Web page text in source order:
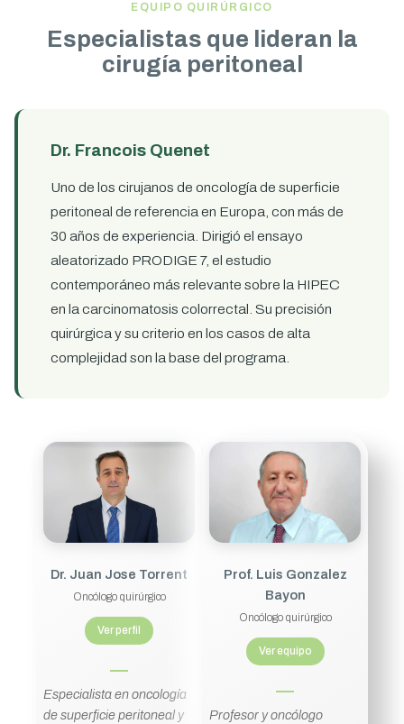
EQUIPO QUIRÚRGICO
Especialistas que lideran la
cirugía peritoneal
Dr. Francois Quenet
Uno de los cirujanos de oncología de superficie
peritoneal de referencia en Europa, con más de
30 años de experiencia. Dirigió el ensayo
aleatorizado PRODIGE 7, el estudio
contemporáneo más relevante sobre la HIPEC
en la carcinomatosis colorrectal. Su precisión
quirúrgica y su criterio en los casos de alta
complejidad son la base del programa.
Dr. Juan Jose Torrent
Oncólogo quirúrgico
Ver perfil
Especialista en oncología
de superficie peritoneal y
Prof. Luis Gonzalez
Bayon
Oncólogo quirúrgico
Ver equipo
Profesor y oncólogo